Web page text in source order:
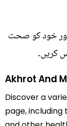
خود کو صحت
کریں۔
Akhrot And
Discover a
page, including